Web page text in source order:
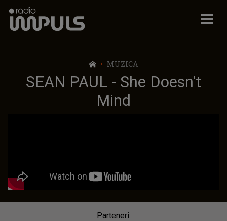
Radio Impuls
MUZICA
SEAN PAUL - She Doesn't
Mind
Parteneri: